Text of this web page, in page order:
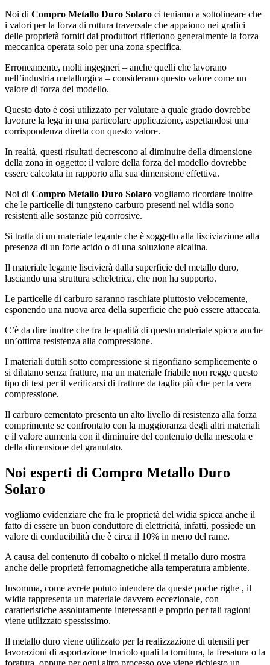
Noi di Compro Metallo Duro Solaro ci teniamo a sottolineare che
i valori per la forza di rottura traversale che appaiono nei grafici
delle proprietà forniti dai produttori riflettono generalmente la forza
meccanica operata solo per una zona specifica.
Erroneamente, molti ingegneri – anche quelli che lavorano
nell’industria metallurgica – considerano questo valore come un
valore di forza del modello.
Questo dato è così utilizzato per valutare a quale grado dovrebbe
lavorare la lega in una particolare applicazione, aspettandosi una
corrispondenza diretta con questo valore.
In realtà, questi risultati decrescono al diminuire della dimensione
della zona in oggetto: il valore della forza del modello dovrebbe
essere calcolata in rapporto alla sua dimensione effettiva.
Noi di Compro Metallo Duro Solaro vogliamo ricordare inoltre
che le particelle di tungsteno carburo presenti nel widia sono
resistenti alle sostanze più corrosive.
Si tratta di un materiale legante che è soggetto alla lisciviazione alla
presenza di un forte acido o di una soluzione alcalina.
Il materiale legante liscivierà dalla superficie del metallo duro,
lasciando una struttura scheletrica, che non ha supporto.
Le particelle di carburo saranno raschiate piuttosto velocemente,
esponendo una nuova area della superficie che può essere attaccata.
C’è da dire inoltre che fra le qualità di questo materiale spicca anche
un’ottima resistenza alla compressione.
I materiali duttili sotto compressione si rigonfiano semplicemente o
si dilatano senza fratture, ma un materiale friabile non regge questo
tipo di test per il verificarsi di fratture da taglio più che per la vera
compressione.
Il carburo cementato presenta un alto livello di resistenza alla forza
comprimente se confrontato con la maggioranza degli altri materiali
e il valore aumenta con il diminuire del contenuto della mescola e
della dimensione del granulato.
Noi esperti di Compro Metallo Duro
Solaro
vogliamo evidenziare che fra le proprietà del widia spicca anche il
fatto di essere un buon conduttore di elettricità, infatti, possiede un
valore di conducibilità che è circa il 10% in meno del rame.
A causa del contenuto di cobalto o nickel il metallo duro mostra
anche delle proprietà ferromagnetiche alla temperatura ambiente.
Insomma, come avrete potuto intendere da queste poche righe , il
widia rappresenta un materiale davvero eccezionale, con
caratteristiche assolutamente interessanti e proprio per tali ragioni
viene utilizzato spessissimo.
Il metallo duro viene utilizzato per la realizzazione di utensili per
lavorazioni di asportazione truciolo quali la tornitura, la fresatura o la